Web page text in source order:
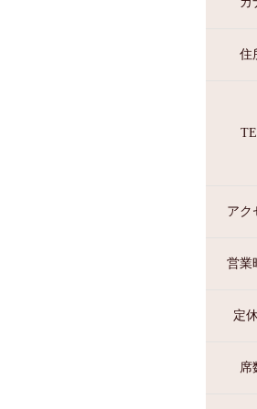
住
アク
営業
定
席